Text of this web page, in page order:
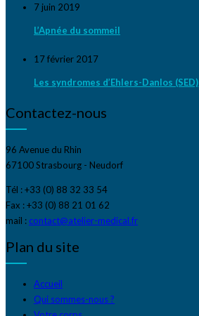
7 juin 2019
L’Apnée du sommeil
17 février 2017
Les syndromes d’Ehlers-Danlos (SED)
Contactez-nous
96 Avenue du Rhin
67100 Strasbourg - Neudorf
Tél : +33 (0) 88 32 33 54
Fax : +33 (0) 88 21 01 62
mail : contact@atelier-medical.fr
Plan du site
Accueil
Qui sommes-nous ?